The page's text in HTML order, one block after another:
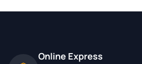
Online Express